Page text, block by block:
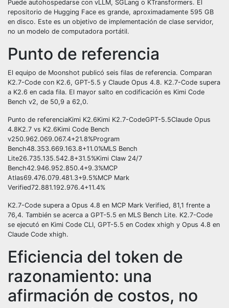
Puede autohospedarse con vLLM, SGLang o KTransformers. El
repositorio de Hugging Face es grande, aproximadamente 595 GB
en disco. Este es un objetivo de implementación de clase servidor,
no un modelo de computadora portátil.
Punto de referencia
El equipo de Moonshot publicó seis filas de referencia. Comparan
K2.7-Code con K2.6, GPT-5.5 y Claude Opus 4.8. K2.7-Code supera
a K2.6 en cada fila. El mayor salto en codificación es Kimi Code
Bench v2, de 50,9 a 62,0.
Punto de referenciaKimi K2.6Kimi K2.7-CodeGPT-5.5Claude Opus
4.8K2.7 vs K2.6Kimi Code Bench
v250.962.069.067.4+21.8%Program
Bench48.353.669.163.8+11.0%MLS Bench
Lite26.735.135.542.8+31.5%Kimi Claw 24/7
Bench42.946.952.850.4+9.3%MCP
Atlas69.476.079.481.3+9.5%MCP Mark
Verified72.881.192.976.4+11.4%
K2.7-Code supera a Opus 4.8 en MCP Mark Verified, 81,1 frente a
76,4. También se acerca a GPT-5.5 en MLS Bench Lite. K2.7-Code
se ejecutó en Kimi Code CLI, GPT-5.5 en Codex xhigh y Opus 4.8 en
Claude Code xhigh.
Eficiencia del token de
razonamiento: una
afirmación de costos, no